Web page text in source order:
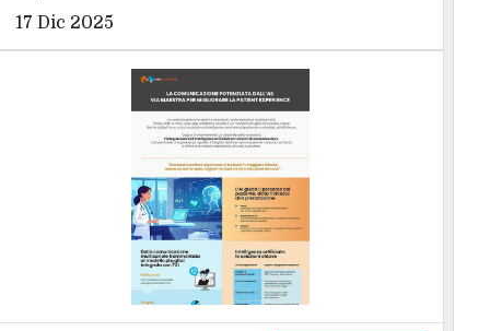
17 Dic 2025